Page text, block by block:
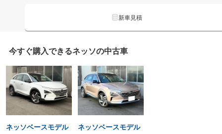
新車見積
今すぐ購入できるネッソの中古車
ネッソベースモデル ネッソベースモデル